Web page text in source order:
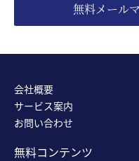
無料メール
会社概要
サービス案内
お問い合わせ
無料コンテンツ